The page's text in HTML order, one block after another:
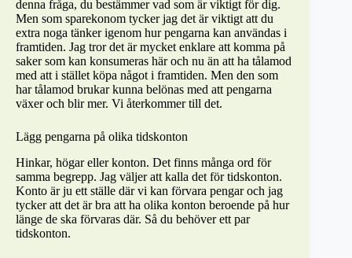
denna fråga, du bestämmer vad som är viktigt för dig.
Men som sparekonom tycker jag det är viktigt att du
extra noga tänker igenom hur pengarna kan användas i
framtiden. Jag tror det är mycket enklare att komma på
saker som kan konsumeras här och nu än att ha tålamod
med att i stället köpa något i framtiden. Men den som
har tålamod brukar kunna belönas med att pengarna
växer och blir mer. Vi återkommer till det.
Lägg pengarna på olika tidskonton
Hinkar, högar eller konton. Det finns många ord för
samma begrepp. Jag väljer att kalla det för tidskonton.
Konto är ju ett ställe där vi kan förvara pengar och jag
tycker att det är bra att ha olika konton beroende på hur
länge de ska förvaras där. Så du behöver ett par
tidskonton.